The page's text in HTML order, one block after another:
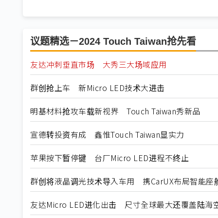
议题精选－2024 Touch Taiwan抢先看
友达冲刺垂直市场 大秀三大场域应用
群创抢上车 新Micro LED技术大进击
明基材料抢攻车载新视界 Touch Taiwan秀新品
宣德转投资有成 鑫惟Touch Taiwan显实力
苹果按下暂停键 台厂Micro LED进程不终止
群创将液晶调光技术导入车用 携CarUX布局智能座
友达Micro LED进化出击 尺寸全球最大还覆盖陆海